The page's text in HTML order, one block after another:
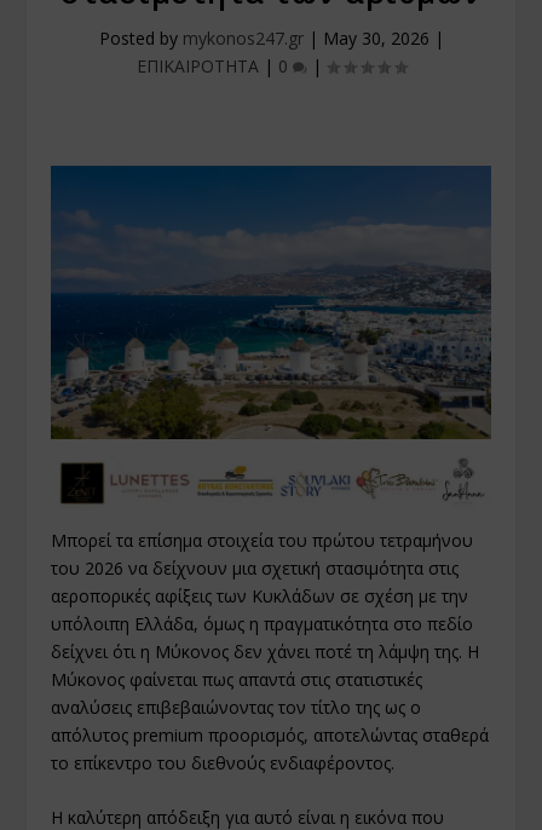
Posted by mykonos247.gr| May 30, 2026 |
ΕΠΙΚΑΙΡΟΤΗΤΑ| 0 |
Μπορεί τα επίσημα στοιχεία του πρώτου τετραμήνου
του 2026 να δείχνουν μια σχετική στασιμότητα στις
αεροπορικές αφίξεις των Κυκλάδων σε σχέση με την
υπόλοιπη Ελλάδα, όμως η πραγματικότητα στο πεδίο
δείχνει ότι η Μύκονος δεν χάνει ποτέ τη λάμψη της. Η
Μύκονος φαίνεται πως απαντά στις στατιστικές
αναλύσεις επιβεβαιώνοντας τον τίτλο της ως ο
απόλυτος premium προορισμός, αποτελώντας σταθερά
το επίκεντρο του διεθνούς ενδιαφέροντος.
Η καλύτερη απόδειξη για αυτό είναι η εικόνα που